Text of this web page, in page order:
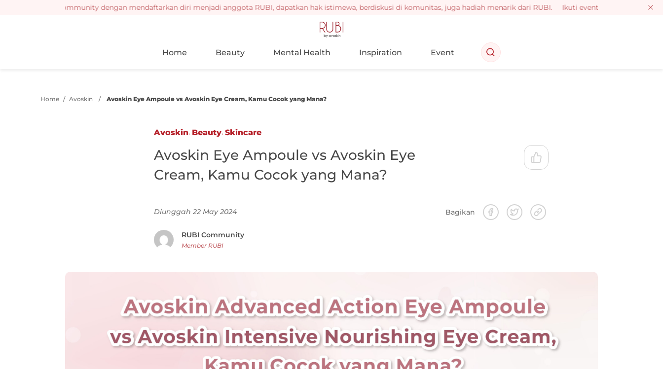
event RUBI Community dengan mendaftarkan diri menjadi anggota RUBI, dapatkan hak istimewa, berdiskusi di komunitas, juga hadiah menarik dari RUBI. Ikuti event RUBI Community
Home Beauty Mental Health Inspiration Event
Home / Avoskin / Avoskin Eye Ampoule vs Avoskin Eye Cream, Kamu Cocok yang Mana?
Avoskin, Beauty, Skincare
Avoskin Eye Ampoule vs Avoskin Eye
Cream, Kamu Cocok yang Mana?
Diunggah 22 May 2024 Bagikan
RUBI Community
Member RUBI